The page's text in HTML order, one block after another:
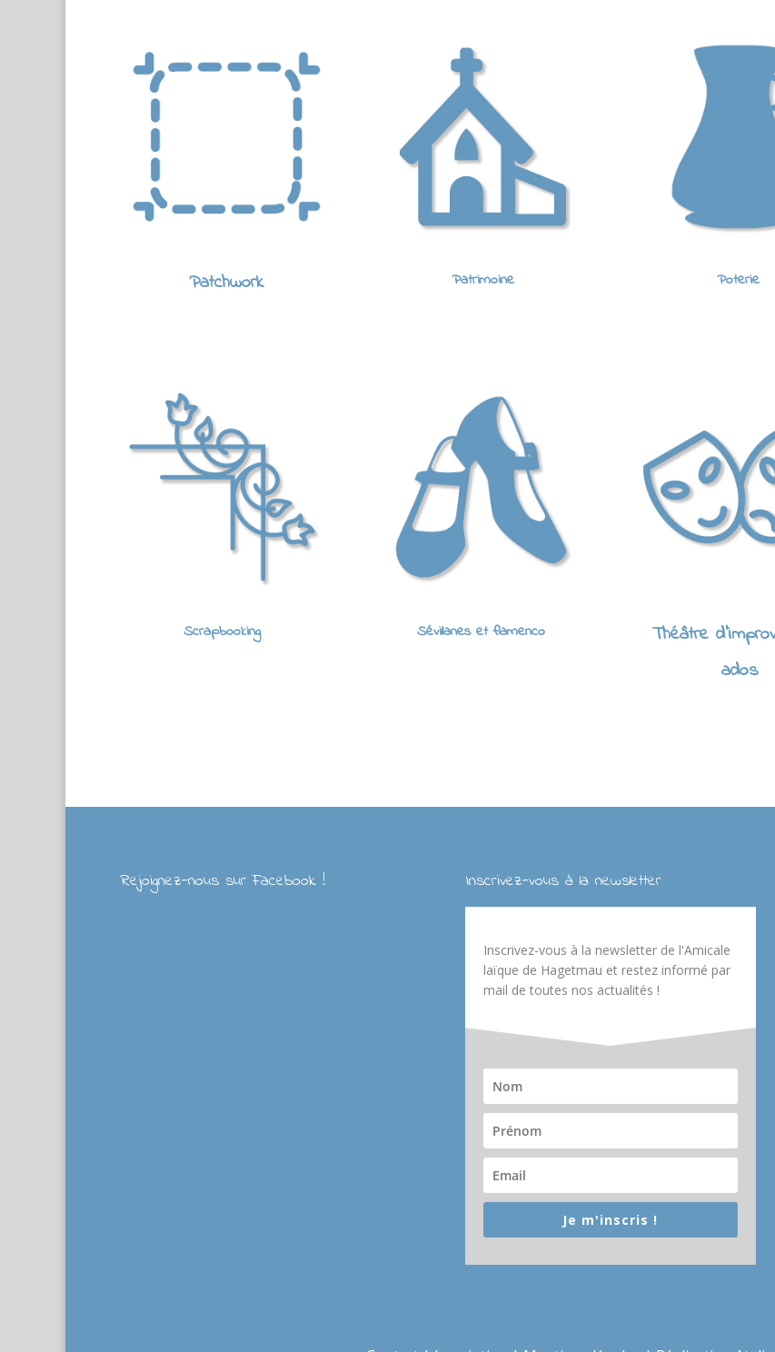
Patchwork Patrimoine Poterie
Scrapbooking Sévillanes et flamenco
Théâtre
ados
Rejoignez-nous sur Facebook ! Inscrivez-vous à la newsletter
Inscrivez-vous à la newsletter de l'Amicale
laïque de Hagetmau et restez informé par
mail de toutes nos actualités !
Je m'inscris !